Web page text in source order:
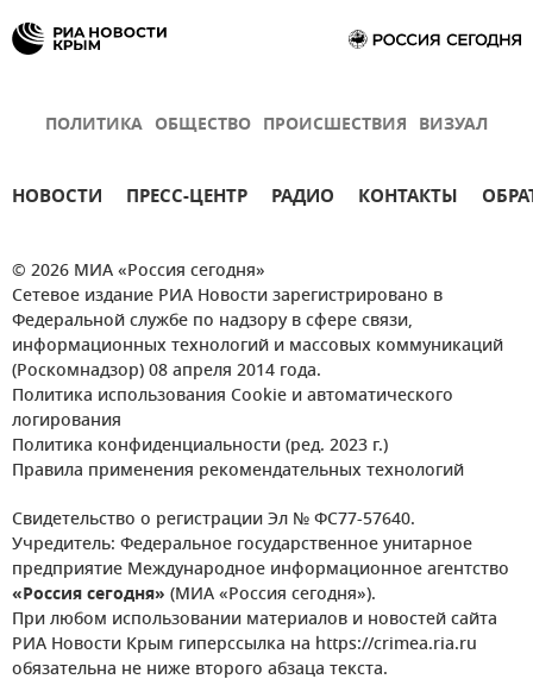
ПОЛИТИКА ОБЩЕСТВО ПРОИСШЕСТВИЯ ВИЗУАЛ
НОВОСТИ ПРЕСС-ЦЕНТР РАДИО КОНТАКТЫ
© 2026 МИА «Россия сегодня»
Сетевое издание РИА Новости зарегистрировано в
Федеральной службе по надзору в сфере связи,
информационных технологий и массовых коммуникаций
(Роскомнадзор) 08 апреля 2014 года.
Политика использования Cookie и автоматического
логирования
Политика конфиденциальности (ред. 2023 г.)
Правила применения рекомендательных технологий
Свидетельство о регистрации Эл № ФС77-57640.
Учредитель: Федеральное государственное унитарное
предприятие Международное информационное агентство
«Россия сегодня» (МИА «Россия сегодня»).
При любом использовании материалов и новостей сайта
РИА Новости Крым гиперссылка на https://crimea.ria.ru
обязательна не ниже второго абзаца текста.